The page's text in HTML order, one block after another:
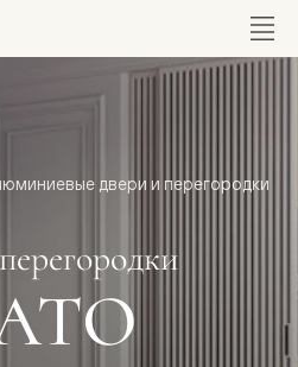
двери и перегородки